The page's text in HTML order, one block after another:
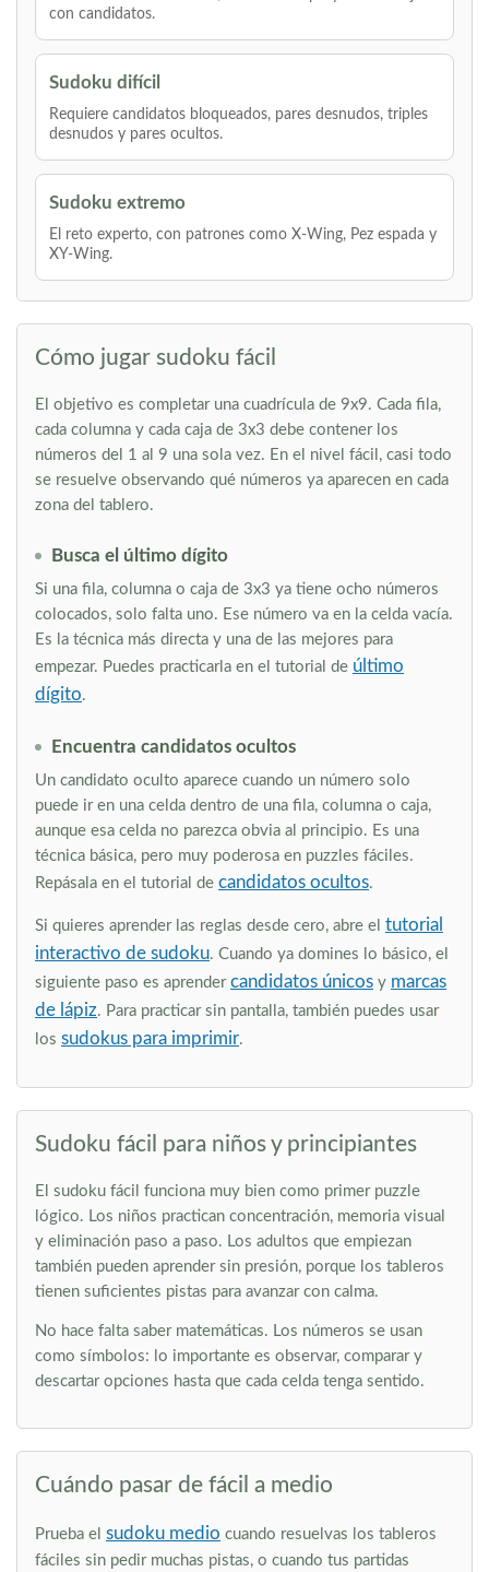
con candidatos.
Sudoku difícil
Requiere candidatos bloqueados, pares desnudos, triples
desnudos y pares ocultos.
Sudoku extremo
El reto experto, con patrones como X-Wing, Pez espada y
XY-Wing.
Cómo jugar sudoku fácil
El objetivo es completar una cuadrícula de 9x9. Cada fila,
cada columna y cada caja de 3x3 debe contener los
números del 1 al 9 una sola vez. En el nivel fácil, casi todo
se resuelve observando qué números ya aparecen en cada
zona del tablero.
Busca el último dígito
Si una fila, columna o caja de 3x3 ya tiene ocho números
colocados, solo falta uno. Ese número va en la celda vacía.
Es la técnica más directa y una de las mejores para
empezar. Puedes practicarla en el tutorial de último
dígito.
Encuentra candidatos ocultos
Un candidato oculto aparece cuando un número solo
puede ir en una celda dentro de una fila, columna o caja,
aunque esa celda no parezca obvia al principio. Es una
técnica básica, pero muy poderosa en puzzles fáciles.
Repásala en el tutorial de candidatos ocultos.
Si quieres aprender las reglas desde cero, abre el tutorial
interactivo de sudoku. Cuando ya domines lo básico, el
siguiente paso es aprender candidatos únicos y marcas
de lápiz. Para practicar sin pantalla, también puedes usar
los sudokus para imprimir.
Sudoku fácil para niños y principiantes
El sudoku fácil funciona muy bien como primer puzzle
lógico. Los niños practican concentración, memoria visual
y eliminación paso a paso. Los adultos que empiezan
también pueden aprender sin presión, porque los tableros
tienen suficientes pistas para avanzar con calma.
No hace falta saber matemáticas. Los números se usan
como símbolos: lo importante es observar, comparar y
descartar opciones hasta que cada celda tenga sentido.
Cuándo pasar de fácil a medio
Prueba el sudoku medio cuando resuelvas los tableros
fáciles sin pedir muchas pistas, o cuando tus partidas